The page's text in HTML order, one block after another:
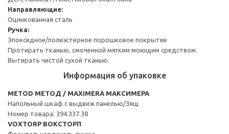
Направляющие:
Оцинкованная сталь
Ручка:
Эпоксидное/полиэстерное порошковое покрытие
Протирать тканью, смоченной мягким моющим средством.
Вытирать чистой сухой тканью.
Информация об упаковке
METOD МЕТОД / MAXIMERA МАКСИМЕРА
Напольный шкаф с выдвиж панелью/3ящ
Номер товара: 394.337.38
VOXTORP ВОКСТОРП